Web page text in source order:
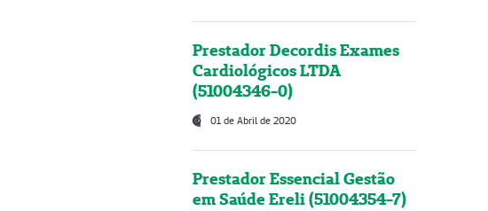
Prestador Decordis Exames
Cardiológicos LTDA
(51004346-0)
01 de Abril de 2020
Prestador Essencial Gestão
em Saúde Ereli (51004354-7)